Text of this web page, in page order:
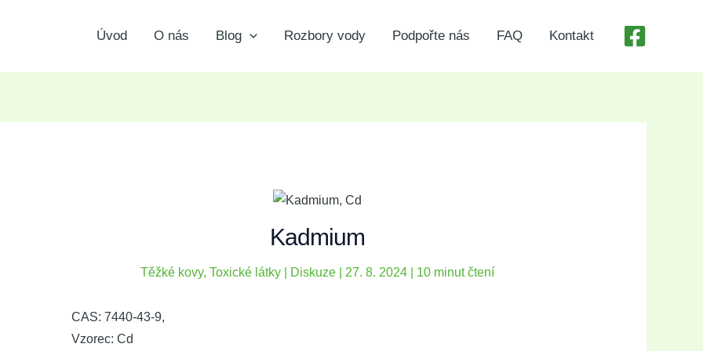
Úvod O nás Blog Rozbory vody Podpořte nás FAQ Kontakt
Kadmium
Těžké kovy, Toxické látky| Diskuze 27. 8. 2024 10 minut čtení
CAS: 7440-43-9,
Vzorec: Cd